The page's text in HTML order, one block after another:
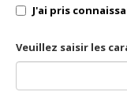
J'ai pris
Veuillez saisir les